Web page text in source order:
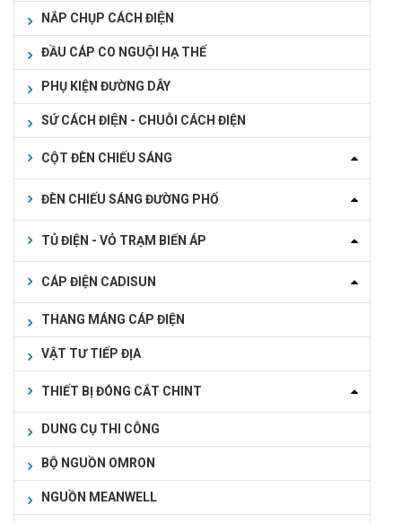
NẮP CHỤP CÁCH ĐIỆN
ĐẦU CÁP CO NGUỘI HẠ THẾ
PHỤ KIỆN ĐƯỜNG DÂY
SỨ CÁCH ĐIỆN - CHUỖI CÁCH ĐIỆN
CỘT ĐÈN CHIẾU SÁNG
ĐÈN CHIẾU SÁNG ĐƯỜNG PHỐ
TỦ ĐIỆN - VỎ TRẠM BIẾN ÁP
CÁP ĐIỆN CADISUN
THANG MÁNG CÁP ĐIỆN
VẬT TƯ TIẾP ĐỊA
THIẾT BỊ ĐÓNG CẮT CHINT
DUNG CỤ THI CÔNG
BỘ NGUỒN OMRON
NGUỒN MEANWELL